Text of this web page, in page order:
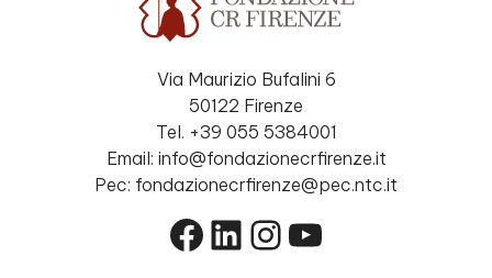
Via Maurizio Bufalini 6
50122 Firenze
Tel. +39 055 5384001
Email: info@fondazionecrfirenze.it
Pec: fondazionecrfirenze@pec.ntc.it
Facebook
LinkedIn
Instagram
YouTube